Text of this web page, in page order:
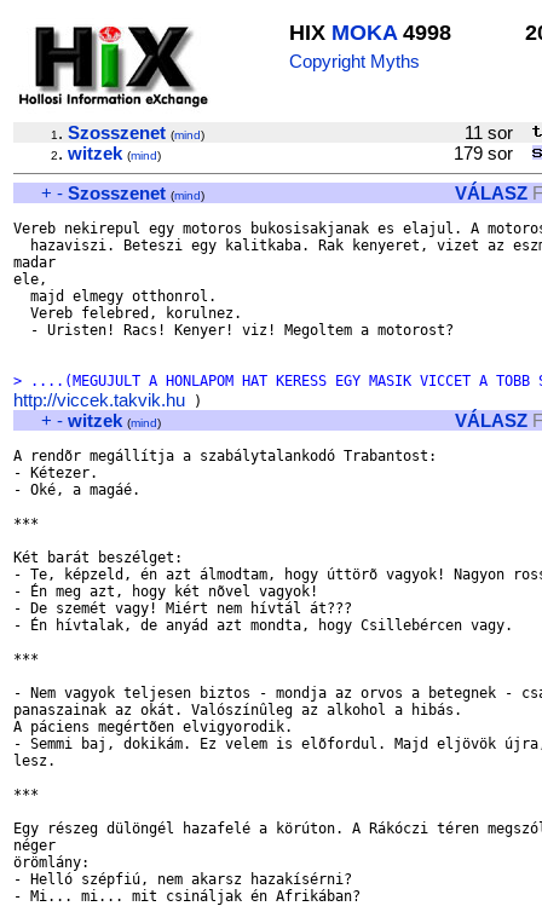
HIX MOKA4998
Copyright Myths
1 . Szosszenet (mind) 11 sor
2. witzek (mind)
179 sor
+ - Szosszenet (mind) VÁLASZ
Vereb nekirepul egy motoros bukosisakjanak es elajul. A
hazaviszi. Beteszi egy kalitkaba. Rak kenyeret, vizet az
madar
ele,
  majd elmegy otthonrol.
  Vereb felebred, korulnez.
  - Uristen! Racs! Kenyer! viz! Megoltem a motorost?
> ....(MEGUJULT A HONLAPOM HAT KERESS EGY MASIK VICCET A
http://viccek.takvik.hu
+ - witzek (mind) VÁLASZ
A rendõr megállítja a szabálytalankodó Trabantost:
- Kétezer.
- Oké, a magáé.
***
Két barát beszélget:
- Te, képzeld, én azt álmodtam, hogy úttörõ vagyok! Nagyon
- Én meg azt, hogy két nõvel vagyok!
- De szemét vagy! Miért nem hívtál át???
- Én hívtalak, de anyád azt mondta, hogy Csillebércen vagy.
***
- Nem vagyok teljesen biztos - mondja az orvos a betegnek -
panaszainak az okát. Valószínûleg az alkohol a hibás.
A páciens megértõen elvigyorodik.
- Semmi baj, dokikám. Ez velem is elõfordul. Majd eljövök
lesz.
***
Egy részeg dülöngél hazafelé a körúton. A Rákóczi téren
néger
örömlány:
- Helló szépfiú, nem akarsz hazakísérni?
- Mi... mi... mit csináljak én Afrikában?